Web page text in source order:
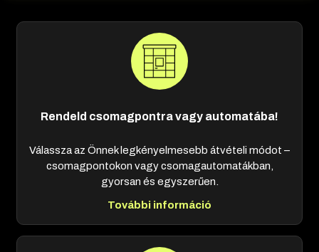
Rendeld csomagpontra vagy automatába!
Válassza az Önnek legkényelmesebb átvételi módot –
csomagpontokon vagy csomagautomatákban,
gyorsan és egyszerűen.
További információ